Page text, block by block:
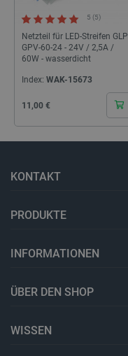
5 (5)
Netzteil für LED-Streifen GLP
GPV-60-24 - 24V / 2,5A /
60W - wasserdicht
Index: WAK-15673
Cena
11,00 €
KONTAKT
PRODUKTE
INFORMATIONEN
ÜBER DEN SHOP
WISSEN
PHPSESSID